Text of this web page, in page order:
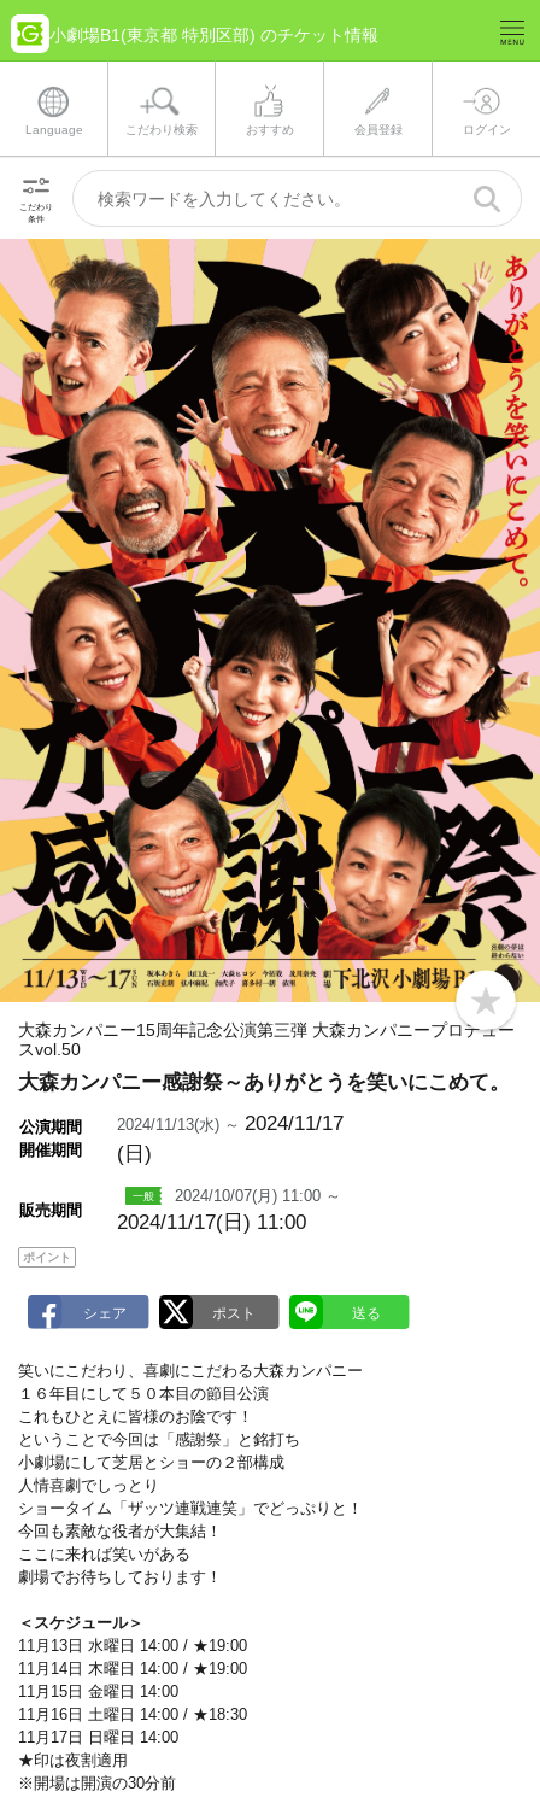
小劇場B1(東京都 特別区部) のチケット情報
Language こだわり検索 おすすめ 会員登録 ログイン
こだわり
条件
b
o
m
大森カンパニー15周年記念公演第三弾 大森カンパニープロデュー
スvol.50
大森カンパニー感謝祭～ありがとうを笑いにこめて。
公演期間
開催期間
2024/11/13(水) ～ 2024/11/17
(日)
販売期間
2024/10/07(月) 11:00 ～
2024/11/17(日) 11:00
ポイント
笑いにこだわり、喜劇にこだわる大森カンパニー
１６年目にして５０本目の節目公演
これもひとえに皆様のお陰です！
ということで今回は「感謝祭」と銘打ち
小劇場にして芝居とショーの２部構成
人情喜劇でしっとり
ショータイム「ザッツ連戦連笑」でどっぷりと！
今回も素敵な役者が大集結！
ここに来れば笑いがある
劇場でお待ちしております！
＜スケジュール＞
11月13日 水曜日 14:00 / ★19:00
11月14日 木曜日 14:00 / ★19:00
11月15日 金曜日 14:00
11月16日 土曜日 14:00 / ★18:30
11月17日 日曜日 14:00
★印は夜割適用
※開場は開演の30分前